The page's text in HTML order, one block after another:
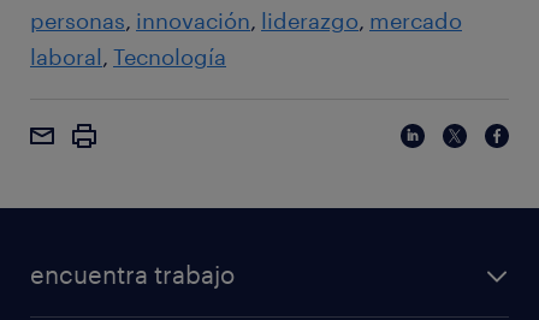
personas innovación liderazgo mercado
laboral Tecnología
encuentra trabajo